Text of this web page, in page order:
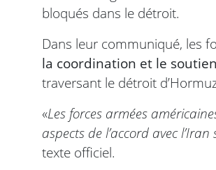
bloqués dans le détroit.
Dans leur communiqué, les
la coordination et le
traversant le détroit
«Les forces armées
aspects de l’accord avec
texte officiel.